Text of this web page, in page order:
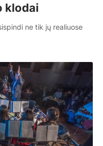
klodai
ne tik jų realiuose